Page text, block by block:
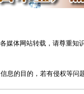
媒体网站转载，请尊重知
息的目的，若有侵权等问